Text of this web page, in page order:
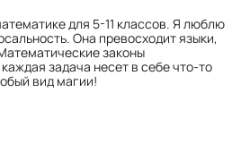
для 5-11 классов. Я люблю
Она превосходит языки,
законы
задача несет в себе что-то
вид магии!